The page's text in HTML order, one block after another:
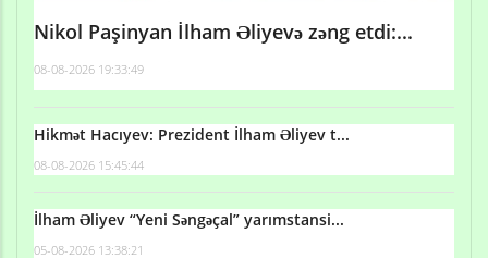
Nikol Paşinyan İlham Əliyevə zəng etdi:...
08-08-2026 19:33:49
Hikmət Hacıyev: Prezident İlham Əliyev t...
08-08-2026 15:45:44
İlham Əliyev “Yeni Səngəçal” yarımstansi...
05-08-2026 13:38:21